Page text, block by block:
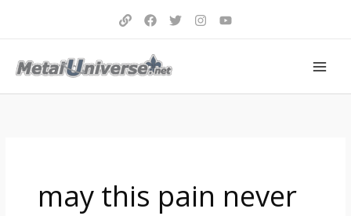
may this pain never